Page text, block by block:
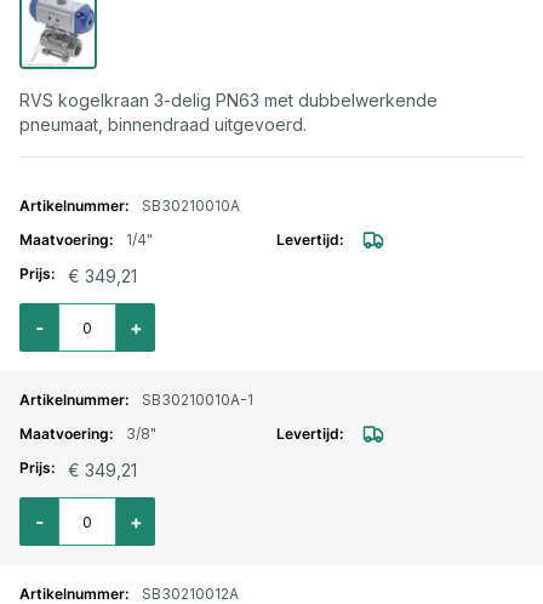
RVS kogelkraan 3-delig PN63 met dubbelwerkende
pneumaat, binnendraad uitgevoerd.
SB30210010A
1/4"
€ 349,21
Aantal voor RVS kogelkraan 3-delig incl. pneumaat dubbelwerkend 1/4"
+
-
SB30210010A-1
3/8"
€ 349,21
Aantal voor RVS kogelkraan 3-delig incl. pneumaat dubbelwerkend 3/8"
+
-
SB30210012A